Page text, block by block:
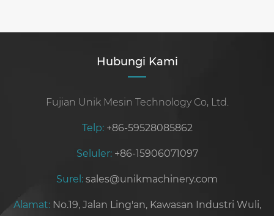
Hubungi Kami
Fujian Unik Mesin Technology Co, Ltd.
Telp: +86-59528085862
Seluler: +86-15906071097
Surel: sales@unikmachinery.com
Alamat: No.19, Jalan Ling'an, Kawasan Industri Wuli,